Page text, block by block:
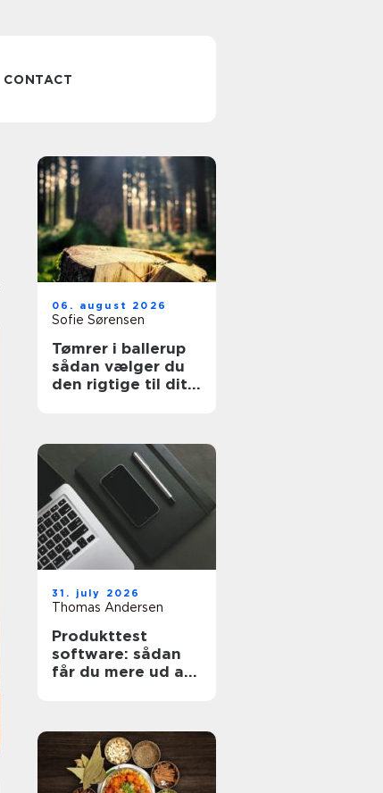
CONTACT
06. august 2026
Sofie Sørensen
Tømrer i ballerup
sådan vælger du
den rigtige til dit
31. july 2026
Thomas Andersen
Produkttest
software: sådan
får du mere ud af